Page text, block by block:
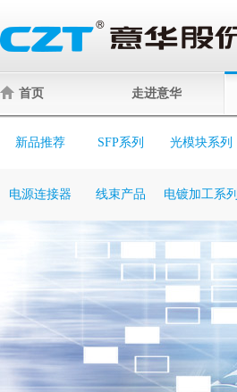
首页 走进意华
新品推荐 SFP系列 光模块系列
电源连接器
线束产品 电镀加工系列